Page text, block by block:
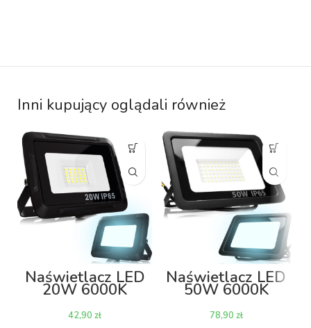
Inni kupujący oglądali również
Naświetlacz LED
20W 6000K
zł
Naświetlacz LED
50W 6000K
zł